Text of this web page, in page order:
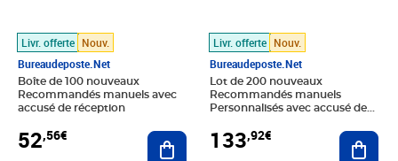
Livr. offerte Nouv.
Bureaudeposte.net
Boîte de 100 nouveaux
Recommandés manuels avec
accusé de réception
52,56€ Ajouter au panier
Livr. offerte Nouv.
Bureaudeposte.net
Lot de 200 nouveaux
Recommandés manuels
Personnalisés avec accusé de
133,92€